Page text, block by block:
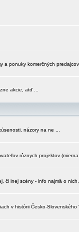
a ponuky komerčných predajcov
akcie, atď ...
názory na ne ...
rôznych projektov
či inej scény - info najmä o
v histórii Česko-Slovenského